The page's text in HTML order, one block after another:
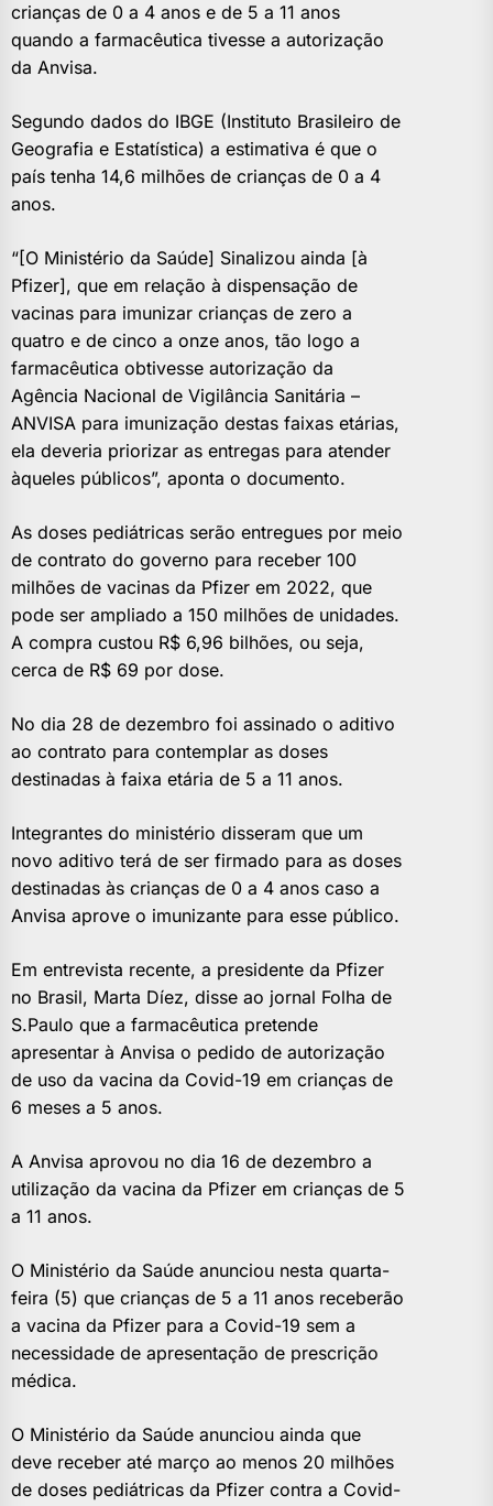
crianças de 0 a 4 anos e de 5 a 11 anos
quando a farmacêutica tivesse a autorização
da Anvisa.
Segundo dados do IBGE (Instituto Brasileiro de
Geografia e Estatística) a estimativa é que o
país tenha 14,6 milhões de crianças de 0 a 4
anos.
“[O Ministério da Saúde] Sinalizou ainda [à
Pfizer], que em relação à dispensação de
vacinas para imunizar crianças de zero a
quatro e de cinco a onze anos, tão logo a
farmacêutica obtivesse autorização da
Agência Nacional de Vigilância Sanitária –
ANVISA para imunização destas faixas etárias,
ela deveria priorizar as entregas para atender
àqueles públicos”, aponta o documento.
As doses pediátricas serão entregues por meio
de contrato do governo para receber 100
milhões de vacinas da Pfizer em 2022, que
pode ser ampliado a 150 milhões de unidades.
A compra custou R$ 6,96 bilhões, ou seja,
cerca de R$ 69 por dose.
No dia 28 de dezembro foi assinado o aditivo
ao contrato para contemplar as doses
destinadas à faixa etária de 5 a 11 anos.
Integrantes do ministério disseram que um
novo aditivo terá de ser firmado para as doses
destinadas às crianças de 0 a 4 anos caso a
Anvisa aprove o imunizante para esse público.
Em entrevista recente, a presidente da Pfizer
no Brasil, Marta Díez, disse ao jornal Folha de
S.Paulo que a farmacêutica pretende
apresentar à Anvisa o pedido de autorização
de uso da vacina da Covid-19 em crianças de
6 meses a 5 anos.
A Anvisa aprovou no dia 16 de dezembro a
utilização da vacina da Pfizer em crianças de 5
a 11 anos.
O Ministério da Saúde anunciou nesta quarta-
feira (5) que crianças de 5 a 11 anos receberão
a vacina da Pfizer para a Covid-19 sem a
necessidade de apresentação de prescrição
médica.
O Ministério da Saúde anunciou ainda que
deve receber até março ao menos 20 milhões
de doses pediátricas da Pfizer contra a Covid-